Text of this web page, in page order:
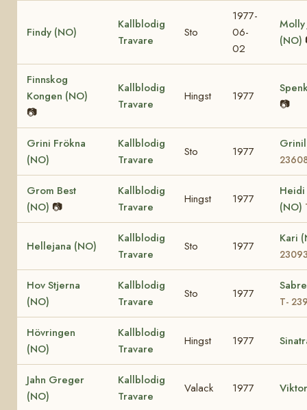
Findy (NO)
Kallblodig
Travare
Sto
1977-
06-
02
Molly
(NO)
Finnskog
Kongen (NO)
📷
Kallblodig
Travare
Hingst 1977
📷
Grini Frökna
(NO)
Kallblodig
Travare
Sto 1977
Grom Best
(NO) 📷
Kallblodig
Travare
Hingst 1977
Heidi
(NO)
Hellejana (NO)
Kallblodig
Travare
Sto 1977
Kari
Hov Stjerna
(NO)
Kallblodig
Travare
Sto 1977
T-
Hövringen
(NO)
Kallblodig
Travare
Hingst 1977
Jahn Greger
(NO)
Kallblodig
Travare
Valack 1977